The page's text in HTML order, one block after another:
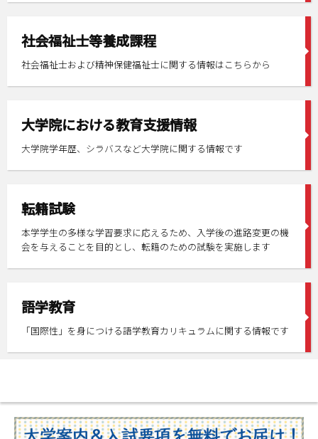
社会福祉士等養成課程
社会福祉士および精神保健福祉士に関する情報はこちらから
大学院における教育支援情報
大学院学年歴、シラバスなど大学院に関する情報です
転籍試験
本学学生の多様な学習要求に応えるため、入学後の進路変更の機
会を与えることを目的とし、転籍のための試験を実施します
語学教育
「国際性」を身につける語学教育カリキュラムに関する情報です